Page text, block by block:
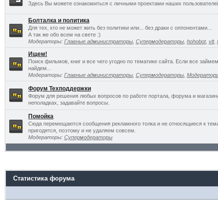
Здесь Вы можете ознакомиться с личными проектами наших
Болталка и политика
Для тех, кто не может жить без политики или... без драки с оппонентами...
А так же обо всем на свете :)
Модераторы: Главные администраторы, Супермодераторы, hohobot, vlt,
Ищем!
Поиск фильмов, книг и все чего угодно по тематике сайта. Если все
найдем...
Модераторы: Главные администраторы, Супермодераторы,
Форум Техподдержки
Форум для решения любых вопросов по работе портала, форума и
неполадках, задавайте вопросы.
Помойка
Сюда перемещаются сообщения рекламного толка и не относящиеся к
пригодятся, поэтому и не удаляем совсем.
Модераторы: Супермодераторы
Статистика форума